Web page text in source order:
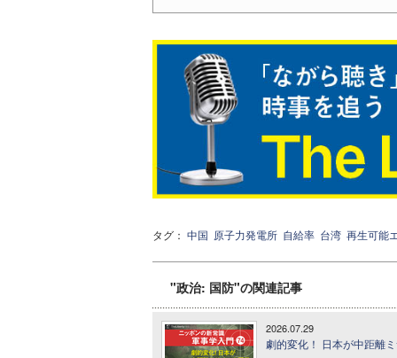
タグ： 中国 原子力発電所 自給率 台湾 再生可能
"政治: 国防"の関連記事
2026.07.29
劇的変化！ 日本が中距離